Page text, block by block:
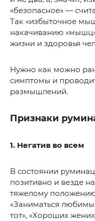
«безопасное» —
Так «избыточное
накачиванию
жизни и здоровья
Нужно как можно
симптомы и
размышлений.
Признаки
1. Негатив во всем
В состоянии
позитивно и везде
тяжелому
«Заниматься
тот», «Хороших